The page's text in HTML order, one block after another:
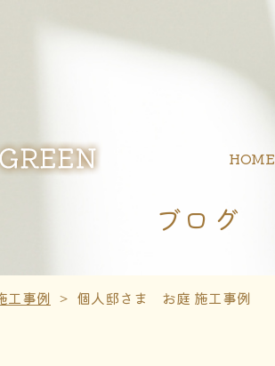
HOME
ブログ
工事例 個人邸さま お庭 施工事例